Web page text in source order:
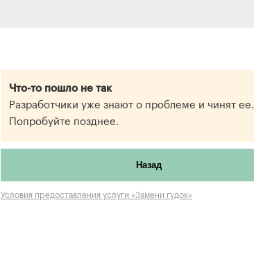
Что-то пошло не так
Разработчики уже знают о проблеме и чинят ее.
Попробуйте позднее.
Назад
Условия предоставления услуги «Замени гудок»